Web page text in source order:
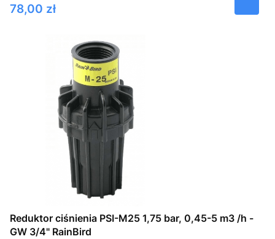
Cena
78,00 zł
Reduktor ciśnienia PSI-M25 1,75 bar, 0,45-5 m3 /h -
GW 3/4" RainBird